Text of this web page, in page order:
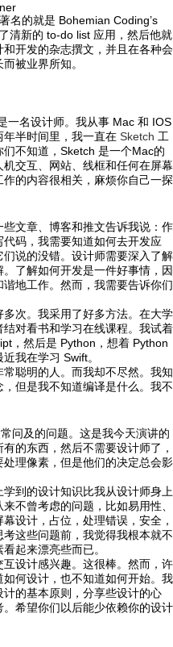
名的就是 Bohemian Coding’s
清新的 to-do list 应用，然后他就
开发的杂志撰文，并且在各种会
被业界所知。
一名设计师。我从事 Mac 和 IOS
半时间里，我一直在 Sketch 工
不知道，Sketch 是一个Mac的
交互、网站、线框和任何在屏幕
作的内容很相关，麻烦你自己一探
文章、博客和推文告诉我说：作
码，我需要知道如何去开发应
说的没错。设计师需要深入了解
了解如何开发是一件好事情，因
地工作。然而，我需要告诉你们
次。我采用了好多方法。在大学
对看书和学习在线课程。我试着
，然后是 Python，想着 Python
我在学习 Swift。
聪明的人。而我却不尽然。我知
但是我不知道编译是什么。我不
问及的问题。这是我今天演讲的
的东西，然后不需要设计师了，
理像素，但是他们的决定总会影
到的设计知识比我从设计师身上
不曾考虑的问题，比如易用性、
设计，占位，处理错误，安全，
这些问题前，我觉得我根本就不
起来漂亮些而已。
设计感兴趣。这很棒。然而，许
何设计，也不知道如何开始。我
的基本原则，分享些设计的心
希望你们以后能少依赖你的设计